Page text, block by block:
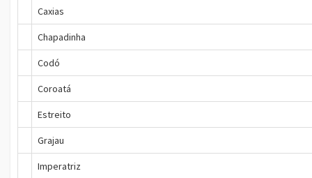
Caxias
Chapadinha
Codó
Coroatá
Estreito
Grajau
Imperatriz